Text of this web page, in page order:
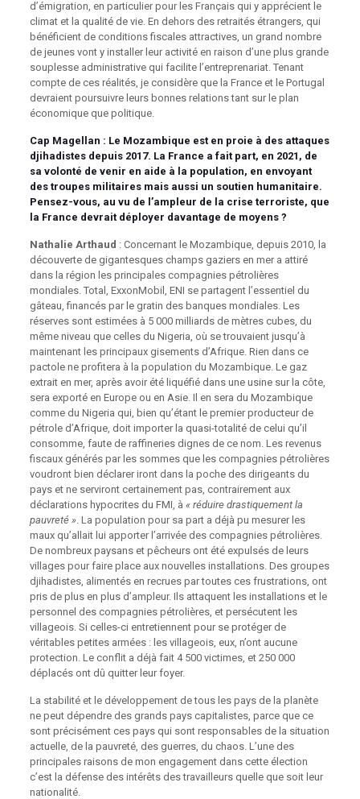
d’émigration, en particulier pour les Français qui y apprécient le
climat et la qualité de vie. En dehors des retraités étrangers, qui
bénéficient de conditions fiscales attractives, un grand nombre
de jeunes vont y installer leur activité en raison d’une plus grande
souplesse administrative qui facilite l’entreprenariat. Tenant
compte de ces réalités, je considère que la France et le Portugal
devraient poursuivre leurs bonnes relations tant sur le plan
économique que politique.
Cap Magellan : Le Mozambique est en proie à des attaques
djihadistes depuis 2017. La France a fait part, en 2021, de
sa volonté de venir en aide à la population, en envoyant
des troupes militaires mais aussi un soutien humanitaire.
Pensez-vous, au vu de l’ampleur de la crise terroriste, que
la France devrait déployer davantage de moyens ?
Nathalie Arthaud : Concernant le Mozambique, depuis 2010, la
découverte de gigantesques champs gaziers en mer a attiré
dans la région les principales compagnies pétrolières
mondiales. Total, ExxonMobil, ENI se partagent l’essentiel du
gâteau, financés par le gratin des banques mondiales. Les
réserves sont estimées à 5 000 milliards de mètres cubes, du
même niveau que celles du Nigeria, où se trouvaient jusqu’à
maintenant les principaux gisements d’Afrique. Rien dans ce
pactole ne profitera à la population du Mozambique. Le gaz
extrait en mer, après avoir été liquéfié dans une usine sur la côte,
sera exporté en Europe ou en Asie. Il en sera du Mozambique
comme du Nigeria qui, bien qu’étant le premier producteur de
pétrole d’Afrique, doit importer la quasi-totalité de celui qu’il
consomme, faute de raffineries dignes de ce nom. Les revenus
fiscaux générés par les sommes que les compagnies pétrolières
voudront bien déclarer iront dans la poche des dirigeants du
pays et ne serviront certainement pas, contrairement aux
déclarations hypocrites du FMI, à « réduire drastiquement la
pauvreté ». La population pour sa part a déjà pu mesurer les
maux qu’allait lui apporter l’arrivée des compagnies pétrolières.
De nombreux paysans et pêcheurs ont été expulsés de leurs
villages pour faire place aux nouvelles installations. Des groupes
djihadistes, alimentés en recrues par toutes ces frustrations, ont
pris de plus en plus d’ampleur. Ils attaquent les installations et le
personnel des compagnies pétrolières, et persécutent les
villageois. Si celles-ci entretiennent pour se protéger de
véritables petites armées : les villageois, eux, n’ont aucune
protection. Le conflit a déjà fait 4 500 victimes, et 250 000
déplacés ont dû quitter leur foyer.
La stabilité et le développement de tous les pays de la planète
ne peut dépendre des grands pays capitalistes, parce que ce
sont précisément ces pays qui sont responsables de la situation
actuelle, de la pauvreté, des guerres, du chaos. L’une des
principales raisons de mon engagement dans cette élection
c’est la défense des intérêts des travailleurs quelle que soit leur
nationalité.